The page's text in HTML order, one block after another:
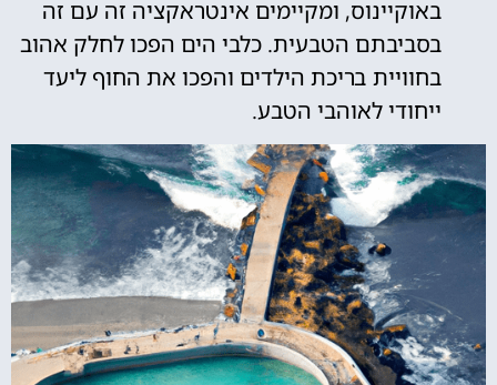
באוקיינוס, ומקיימים אינטראקציה זה עם זה
בסביבתם הטבעית. כלבי הים הפכו לחלק אהוב
בחוויית בריכת הילדים והפכו את החוף ליעד
ייחודי לאוהבי הטבע.